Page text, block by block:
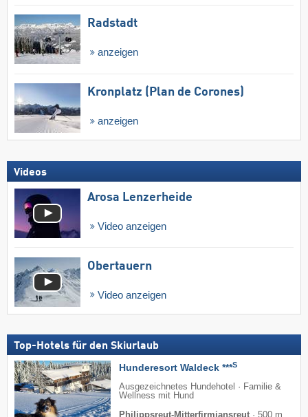
Radstadt
anzeigen
Kronplatz (Plan de Corones)
anzeigen
Videos
Arosa Lenzerheide
Video anzeigen
Obertauern
Video anzeigen
Top-Hotels für den Skiurlaub
Hunderesort Waldeck ***S
Ausgezeichnetes Hundehotel · Familie &
Wellness mit Hund